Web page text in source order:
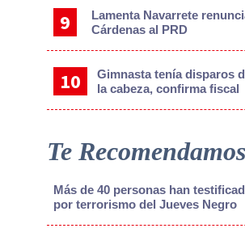
Lamenta Navarrete
Cárdenas al PRD
Gimnasta tenía disparos
la cabeza, confirma fiscal
Te Recomendamos
Más de 40 personas han
por terrorismo del Jueves Negro